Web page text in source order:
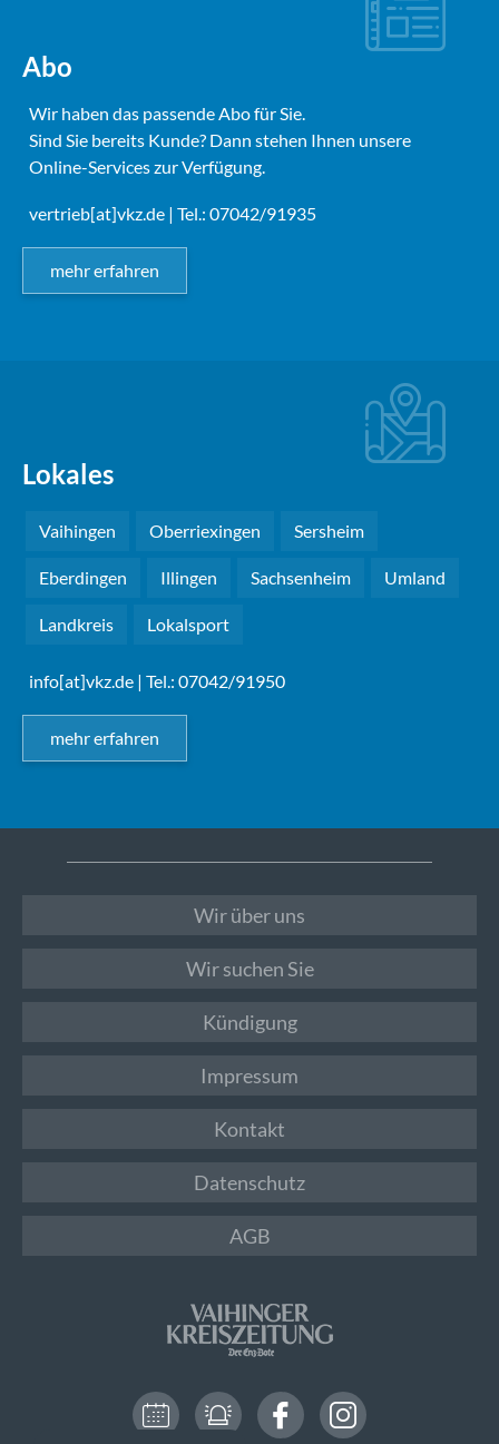
Abo
Wir haben das passende Abo für Sie.
Sind Sie bereits Kunde? Dann stehen Ihnen unsere
Online-Services zur Verfügung.
vertrieb[at]vkz.de | Tel.: 07042/91935
mehr erfahren
Lokales
Vaihingen Oberriexingen Sersheim
Eberdingen Illingen Sachsenheim Umland
Landkreis Lokalsport
info[at]vkz.de | Tel.: 07042/91950
mehr erfahren
Wir über uns
Wir suchen Sie
Kündigung
Impressum
Kontakt
Datenschutz
AGB